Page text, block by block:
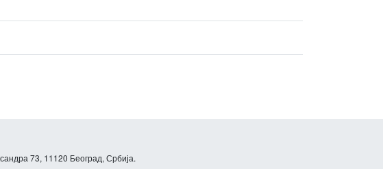
73, 11120 Београд, Србија.